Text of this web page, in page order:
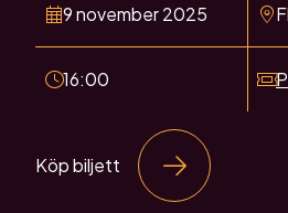
9 november 2025
16:00
Köp biljett